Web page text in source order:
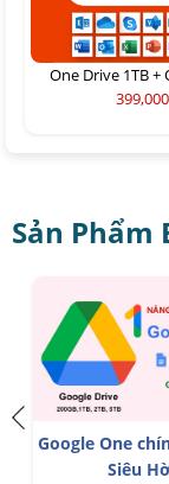
One Drive 1TB +
399,000
Sản Phẩm
Google One
Siêu